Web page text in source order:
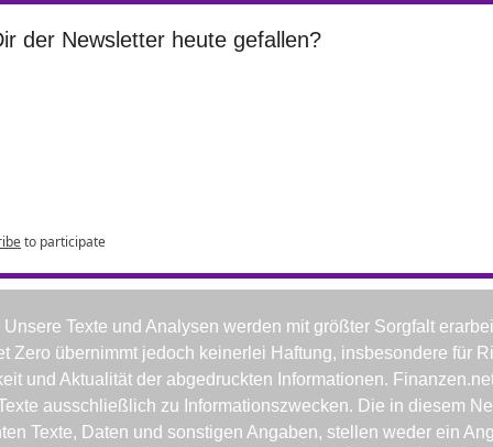
der Newsletter heute gefallen?
to participate
Unsere Texte und Analysen werden mit größter Sorgfalt
Zero übernimmt jedoch keinerlei Haftung, insbesondere für
und Aktualität der abgedruckten Informationen.
ausschließlich zu Informationszwecken. Die in diesem
Texte, Daten und sonstigen Angaben, stellen weder ein